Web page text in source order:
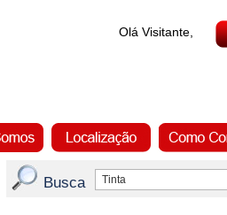
Olá Visitante,
Busca